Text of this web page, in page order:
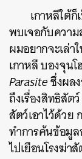
เกาหลีใต้
พบเจอกับความ
ผมอยากจะเล่า
เกาหลี บองจุน
Parasiteซึ่งผล
ถึงเรื่องสิทธิสัต
สัตว์เอาไว้ด้วย
ทำการค้นข้อมู
ไปเยือนโรงฆ่า